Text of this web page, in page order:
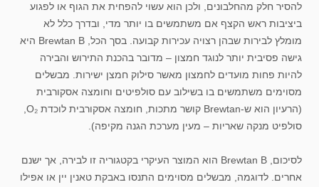
להסיר חלק מהחלבונים, ולכן הוא עשוי להפחית את הגוף או לפגוע
ביציבות ראש הקצף אם משתמשים בו יותר מדי, ובדרך כלל לא
מומלץ לבירות שבהן רצויה עכירות קבועה. בסך הכל, Brewtan B היא
גישה פסיבית יותר לנוגד חמצון – מדובר בהכנת התירוש והבירה
להיות פחות מועדים לחמצון מאשר סילוק חמצן ישירות. מבשלים
מסוימים משתמשים בו בשילוב עם סולפיטים וחומצה אסקורבית
סולפיט מנקה שאריות – מעין מערכת הגנה מקיפה).
לסיכום, Brewtan B הוא המוצר העיקרי בקטגוריה זו לבירה, אך ישנם
אחרים. לדוגמה, מבשלים מסוימים התנסו באבקת טאנין יין או אפילו